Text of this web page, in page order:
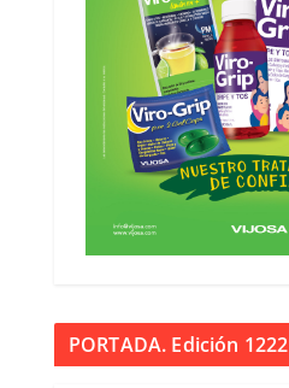
PORTADA. Edición 1222